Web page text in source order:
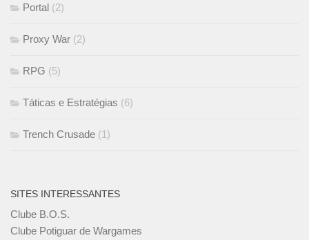
Portal (2)
Proxy War (2)
RPG (5)
Táticas e Estratégias (6)
Trench Crusade (1)
SITES INTERESSANTES
Clube B.O.S.
Clube Potiguar de Wargames